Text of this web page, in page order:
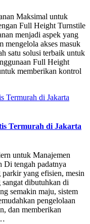
Maksimal untuk
Full Height Turnstile
menjadi aspek yang
mengelola akses masuk
satu solusi terbaik untuk
Full Height
memberikan kontrol
Termurah di Jakarta
untuk Manajemen
Di tengah padatnya
yang efisien, mesin
dibutuhkan di
semakin maju, sistem
pengelolaan
dan memberikan